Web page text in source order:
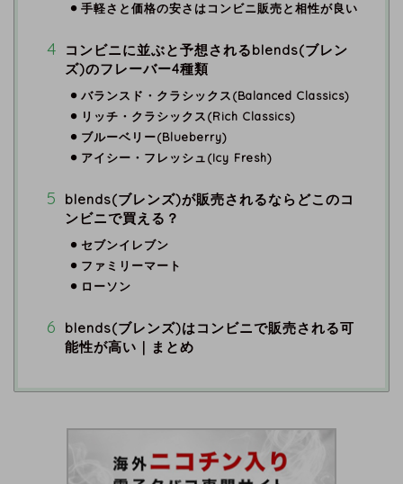
手軽さと価格の安さはコンビニ販売と相性が良い
コンビニに並ぶと予想されるblends(ブレン
ズ)のフレーバー4種類
バランスド・クラシックス(Balanced Classics)
リッチ・クラシックス(Rich Classics)
ブルーベリー(Blueberry)
アイシー・フレッシュ(Icy Fresh)
blends(ブレンズ)が販売されるならどこのコ
ンビニで買える？
セブンイレブン
ファミリーマート
ローソン
blends(ブレンズ)はコンビニで販売される可
能性が高い｜まとめ